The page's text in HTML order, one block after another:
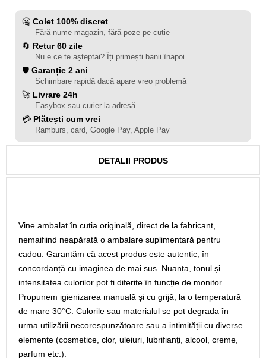
🤐 Colet 100% discret
Fără nume magazin, fără poze pe cutie
🔄 Retur 60 zile
Nu e ce te așteptai? Îți primești banii înapoi
🛡️ Garanție 2 ani
Schimbare rapidă dacă apare vreo problemă
🚀 Livrare 24h
Easybox sau curier la adresă
💳 Plătești cum vrei
Ramburs, card, Google Pay, Apple Pay
DETALII PRODUS
Vine ambalat în cutia originală, direct de la fabricant,
nemaifiind neapărată o ambalare suplimentară pentru
cadou. Garantăm că acest produs este autentic, în
concordanță cu imaginea de mai sus. Nuanța, tonul și
intensitatea culorilor pot fi diferite în funcție de monitor.
Propunem igienizarea manuală și cu grijă, la o temperatură
de mare 30°C. Culorile sau materialul se pot degrada în
urma utilizării necorespunzătoare sau a intimității cu diverse
elemente (cosmetice, clor, uleiuri, lubrifianți, alcool, creme,
parfum etc.).